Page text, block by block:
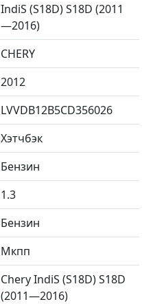
IndiS (S18D) S18D (2011
—2016)
CHERY
2012
LVVDB12B5CD356026
Хэтчбэк
Бензин
1.3
Бензин
Мкпп
Chery IndiS (S18D) S18D
(2011—2016)